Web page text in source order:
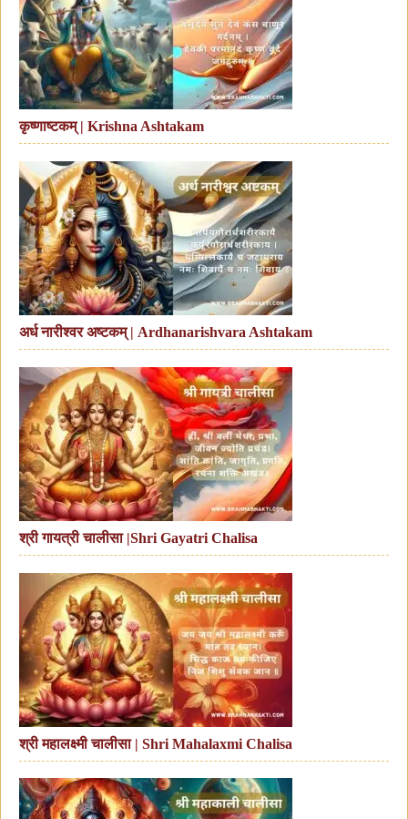
कृष्णाष्टकम् | Krishna Ashtakam
अर्ध नारीश्वर अष्टकम् | Ardhanarishvara Ashtakam
श्री गायत्री चालीसा |Shri Gayatri Chalisa
श्री महालक्ष्मी चालीसा | Shri Mahalaxmi Chalisa